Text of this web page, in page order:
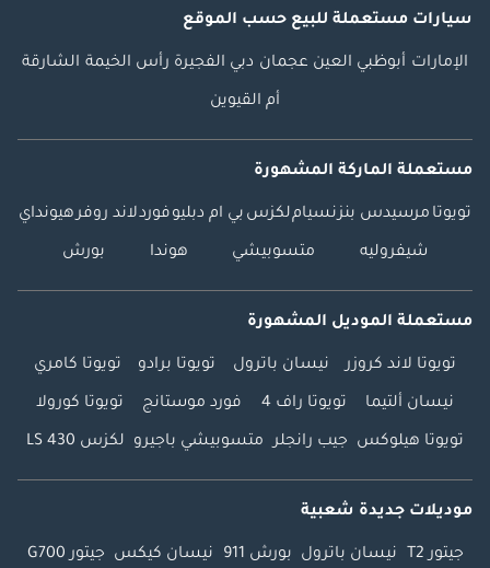
سيارات مستعملة للبيع حسب الموقع
الإمارات أبوظبي العين عجمان دبي الفجيرة رأس الخيمة الشارقة
أم القيوين
مستعملة الماركة المشهورة
تويوتا مرسيدس بنزنسياملكزس بي ام دبليوفوردلاند روفرهيونداي
شيفروليه متسوبيشي هوندا بورش
مستعملة الموديل المشهورة
تويوتا لاند كروزر نيسان باترول تويوتا برادو تويوتا كامري
نيسان ألتيما تويوتا راف 4 فورد موستانج تويوتا كورولا
تويوتا هيلوكس جيب رانجلر متسوبيشي باجيرو لكزس LS 430
موديلات جديدة شعبية
جيتور T2 نيسان باترول بورش 911 نيسان كيكس جيتور G700